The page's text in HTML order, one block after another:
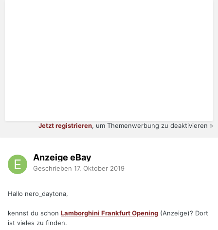
Jetzt registrieren, um Themenwerbung zu deaktivieren »
Anzeige eBay
Geschrieben 17. Oktober 2019
Hallo nero_daytona,
kennst du schon Lamborghini Frankfurt Opening (Anzeige)? Dort
ist vieles zu finden.